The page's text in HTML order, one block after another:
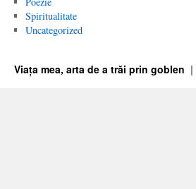
Spiritualitate
Uncategorized
Viața mea, arta de a trăi prin goblen